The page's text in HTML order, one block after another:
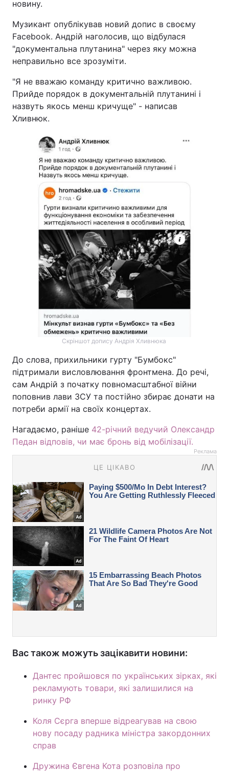
новину.
Музикант опублікував новий допис в своєму
Facebook. Андрій наголосив, що відбулася
"документальна плутанина" через яку можна
неправильно все зрозуміти.
"Я не вважаю команду критично важливою.
Прийде порядок в документальній плутанині і
назвуть якось менш кричуще" - написав
Хливнюк.
Скріншот допису Андрія Хливнюка
До слова, прихильники гурту "Бумбокс"
підтримали висловлювання фронтмена. До речі,
сам Андрій з початку повномасштабної війни
поповнив лави ЗСУ та постійно збирає донати на
потреби армії на своїх концертах.
Нагадаємо, раніше 42-річний ведучий Олександр
Педан відповів, чи має бронь від мобілізації.
Реклама
Вас також можуть зацікавити новини:
Дантес пройшовся по українських зірках, які
рекламують товари, які залишилися на
ринку РФ
Коля Сєрга вперше відреагував на свою
нову посаду радника міністра закордонних
справ
Дружина Євгена Кота розповіла про